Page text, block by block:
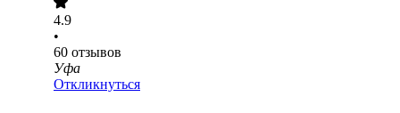
4.9
•
60 отзывов
Уфа
Откликнуться